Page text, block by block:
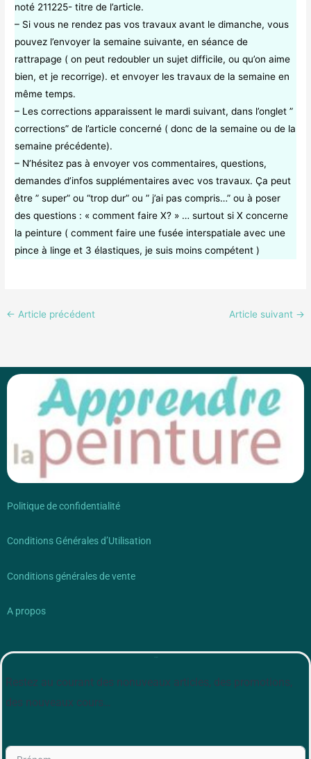
noté 211225- titre de l’article.
– Si vous ne rendez pas vos travaux avant le dimanche, vous
pouvez l’envoyer la semaine suivante, en séance de
rattrapage ( on peut redoubler un sujet difficile, ou qu’on aime
bien, et je recorrige). et envoyer les travaux de la semaine en
même temps.
– Les corrections apparaissent le mardi suivant, dans l’onglet ”
corrections” de l’article concerné ( donc de la semaine ou de la
semaine précédente).
– N’hésitez pas à envoyer vos commentaires, questions,
demandes d’infos supplémentaires avec vos travaux. Ça peut
être ” super” ou “trop dur” ou ” j’ai pas compris…” ou à poser
des questions : « comment faire X? » … surtout si X concerne
la peinture ( comment faire une fusée interspatiale avec une
pince à linge et 3 élastiques, je suis moins compétent )
← Article précédent Article suivant →
Politique de confidentialité
Conditions Générales d’Utilisation
Conditions générales de vente
A propos
Restez au courant des nonuveaux articles, des promotions,
des nouveaux cours…